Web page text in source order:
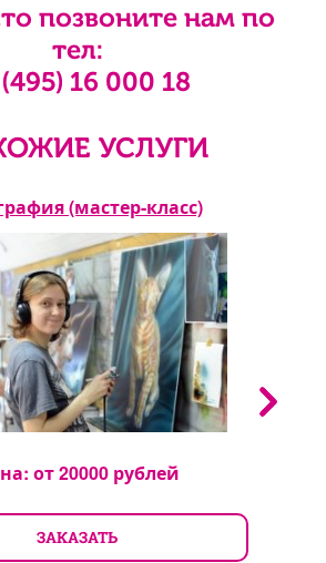
позвоните нам по
тел:
16 000 18
УСЛУГИ
(мастер-класс)
от20000рублей
ЗАКАЗАТЬ